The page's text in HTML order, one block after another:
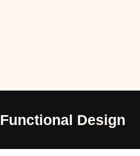
Functional Design